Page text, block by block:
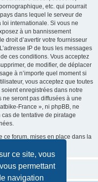
ce site, vous
permettant
navigation
etc. qui pourrait
dans lequel le serveur de
internationale. Si vous ne
à un bannissement
droit d’avertir votre fournisseur
IP de tous les messages
ces conditions. Vous acceptez
de modifier, de déplacer
à n’importe quel moment si
vous acceptez que toutes
enregistrées dans notre
seront pas diffusées à une
France », ni phpBB, ne
de tentative de piratage
ce forum, mises en place dans la